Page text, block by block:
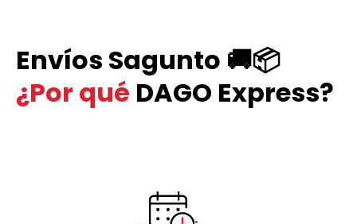
Envíos Sagunto 🚚📦
¿Por qué DAGO Express?